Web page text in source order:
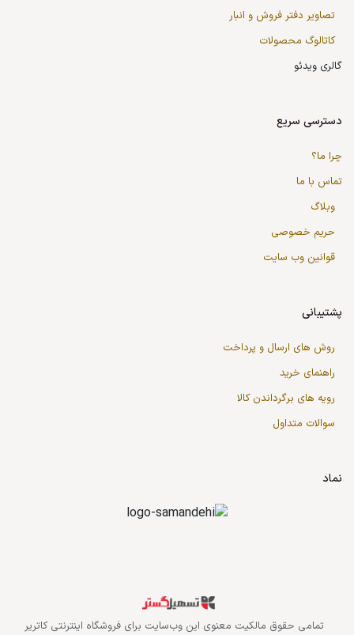
تصاویر دفتر فروش و انبار
کاتالوگ محصولات
گالری ویدئو
دسترسی سریع
چرا ما؟
تماس با ما
وبلاگ
حریم خصوصی
قوانین وب سایت
پشتیبانی
روش های ارسال و پرداخت
راهنمای خرید
رویه های برگرداندن کالا
سوالات متداول
نماد
تمامی حقوق مالکیت معنوی این وب‌سایت برایفروشگاه اینترنتی کاتریر